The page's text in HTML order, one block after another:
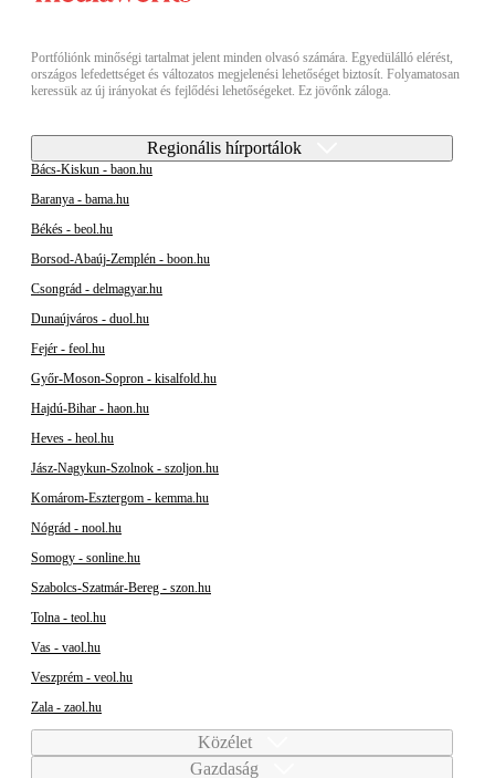
Portfóliónk minőségi tartalmat jelent minden olvasó számára. Egyedülálló elérést,
országos lefedettséget és változatos megjelenési lehetőséget biztosít. Folyamatosan
keressük az új irányokat és fejlődési lehetőségeket. Ez jövőnk záloga.
Regionális hírportálok
Bács-Kiskun - baon.hu
Baranya - bama.hu
Békés - beol.hu
Borsod-Abaúj-Zemplén - boon.hu
Csongrád - delmagyar.hu
Dunaújváros - duol.hu
Fejér - feol.hu
Győr-Moson-Sopron - kisalfold.hu
Hajdú-Bihar - haon.hu
Heves - heol.hu
Jász-Nagykun-Szolnok - szoljon.hu
Komárom-Esztergom - kemma.hu
Nógrád - nool.hu
Somogy - sonline.hu
Szabolcs-Szatmár-Bereg - szon.hu
Tolna - teol.hu
Vas - vaol.hu
Veszprém - veol.hu
Zala - zaol.hu
Közélet
Gazdaság